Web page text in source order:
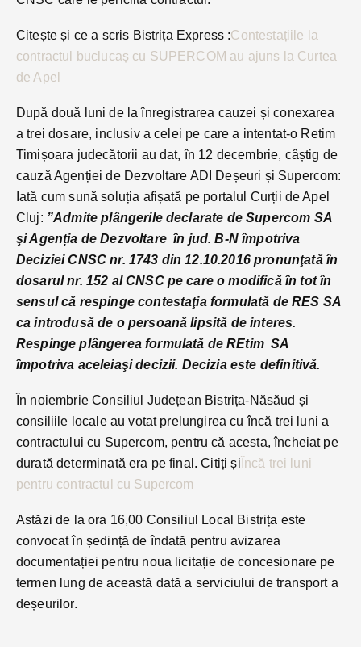
Citește și ce a scris Bistrița Express :Contestațiile la
contractul buclucaș cu SUPERCOM au ajuns la Curtea
de Apel
După două luni de la înregistrarea cauzei și conexarea
a trei dosare, inclusiv a celei pe care a intentat-o Retim
Timișoara judecătorii au dat, în 12 decembrie, câștig de
cauză Agenției de Dezvoltare ADI Deșeuri și Supercom:
Iată cum sună soluția afișată pe portalul Curții de Apel
Cluj: ”Admite plângerile declarate de Supercom SA
şi Agenția de Dezvoltare în jud. B-N împotriva
Deciziei CNSC nr. 1743 din 12.10.2016 pronunţată în
dosarul nr. 152 al CNSC pe care o modifică în tot în
sensul că respinge contestaţia formulată de RES SA
ca introdusă de o persoană lipsită de interes.
Respinge plângerea formulată de REtim SA
împotriva aceleiaşi decizii. Decizia este definitivă.
În noiembrie Consiliul Județean Bistrița-Năsăud și
consiliile locale au votat prelungirea cu încă trei luni a
contractului cu Supercom, pentru că acesta, încheiat pe
durată determinată era pe final. Citiți și Încă trei luni
pentru contractul cu Supercom
Astăzi de la ora 16,00 Consiliul Local Bistrița este
convocat în ședință de îndată pentru avizarea
documentației pentru noua licitație de concesionare pe
termen lung de această dată a serviciului de transport a
deșeurilor.